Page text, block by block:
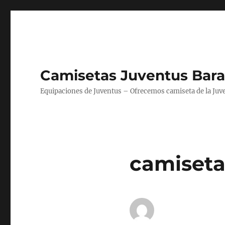
Camisetas Juventus
Equipaciones de Juventus – Ofrecemos camiseta de la